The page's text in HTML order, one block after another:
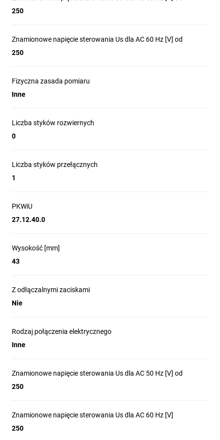
– temperatura składowania: -20...+80°C
– stopień ochrony: IP68
– klasa izolacji: II.
Certyfikaty i zgodności
Zgodne z normami: IEC/EN/BS 60730-1, IEC/EN/BS
250
Znamionowe napięcie sterowania Us dla AC 60 Hz [V] od
250
Fizyczna zasada pomiaru
Inne
Liczba styków rozwiernych
0
Liczba styków przełącznych
1
PKWiU
27.12.40.0
Wysokość [mm]
43
Z odłączalnymi zaciskami
Nie
Rodzaj połączenia elektrycznego
Inne
Znamionowe napięcie sterowania Us dla AC 50 Hz [V] od
250
Znamionowe napięcie sterowania Us dla AC 60 Hz [V]
250